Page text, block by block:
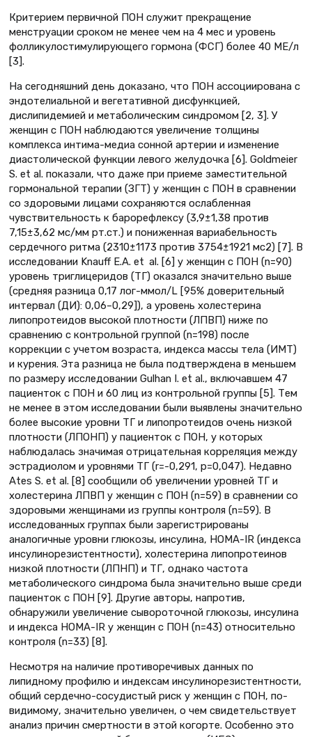
Критерием первичной ПОН служит прекращение
менструации сроком не менее чем на 4 мес и уровень
фолликулостимулирующего гормона (ФСГ) более 40 МЕ/л
[3].
На сегодняшний день доказано, что ПОН ассоциирована с
эндотелиальной и вегетативной дисфункцией,
дислипидемией и метаболическим синдромом [2, 3]. У
женщин с ПОН наблюдаются увеличение толщины
комплекса интима-медиа сонной артерии и изменение
диастолической функции левого желудочка [6]. Goldmeier
S. et al. показали, что даже при приеме заместительной
гормональной терапии (ЗГТ) у женщин с ПОН в сравнении
со здоровыми лицами сохраняются ослабленная
чувствительность к барорефлексу (3,9±1,38 против
7,15±3,62 мс/мм рт.ст.) и пониженная вариабельность
сердечного ритма (2310±1173 против 3754±1921 мс2) [7]. В
исследовании Knauff E.A. et al. [6] у женщин с ПОН (n=90)
уровень триглицеридов (ТГ) оказался значительно выше
(средняя разница 0,17 лог-ммол/L [95% доверительный
интервал (ДИ): 0,06–0,29]), а уровень холестерина
липопротеидов высокой плотности (ЛПВП) ниже по
сравнению с контрольной группой (n=198) после
коррекции с учетом возраста, индекса массы тела (ИМТ)
и курения. Эта разница не была подтверждена в меньшем
по размеру исследовании Gulhan I. et al., включавшем 47
пациенток с ПОН и 60 лиц из контрольной группы [5]. Тем
не менее в этом исследовании были выявлены значительно
более высокие уровни ТГ и липопротеидов очень низкой
плотности (ЛПОНП) у пациенток с ПОН, у которых
наблюдалась значимая отрицательная корреляция между
эстрадиолом и уровнями ТГ (r=-0,291, p=0,047). Недавно
Ates S. et al. [8] сообщили об увеличении уровней ТГ и
холестерина ЛПВП у женщин с ПОН (n=59) в сравнении со
здоровыми женщинами из группы контроля (n=59). В
исследованных группах были зарегистрированы
аналогичные уровни глюкозы, инсулина, HOMA-IR (индекса
инсулинорезистентности), холестерина липопротеинов
низкой плотности (ЛПНП) и ТГ, однако частота
метаболического синдрома была значительно выше среди
пациенток с ПОН [9]. Другие авторы, напротив,
обнаружили увеличение сывороточной глюкозы, инсулина
и индекса HOMA-IR у женщин с ПОН (n=43) относительно
контроля (n=33) [8].
Несмотря на наличие противоречивых данных по
липидному профилю и индексам инсулинорезистентности,
общий сердечно-сосудистый риск у женщин с ПОН, по-
видимому, значительно увеличен, о чем свидетельствует
анализ причин смертности в этой когорте. Особенно это